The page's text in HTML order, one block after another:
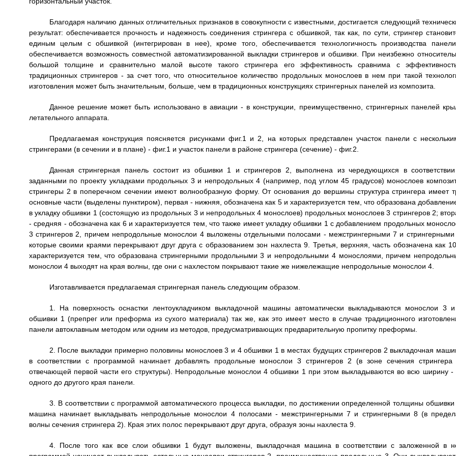
Благодаря наличию данных отличительных признаков в совокупности с известными, достигается следующий
результат: обеспечивается прочность и надежность соединения стрингера с обшивкой, так как, по сути, стрингер
единым целым с обшивкой (интегрирован в нее), кроме того, обеспечивается технологичность производства
обеспечивается возможность совместной автоматизированной выкладки стрингеров и обшивки. При неизбежно
большой толщине и сравнительно малой высоте такого стрингера его эффективность сравнима с
традиционных стрингеров - за счет того, что относительное количество продольных монослоев в нем при такой
изготовления может быть значительным, больше, чем в традиционных конструкциях стрингерных панелей из композита.
Данное решение может быть использовано в авиации - в конструкции, преимущественно, стрингерных панелей
летательного аппарата.
Предлагаемая конструкция поясняется рисунками фиг.1 и 2, на которых представлен участок панели с
стрингерами (в сечении и в плане) - фиг.1 и участок панели в районе стрингера (сечение) - фиг.2.
Данная стрингерная панель состоит из обшивки 1 и стрингеров 2, выполнена из чередующихся в
заданными по проекту укладками продольных 3 и непродольных 4 (например, под углом 45 градусов) монослоев
стрингеры 2 в поперечном сечении имеют волнообразную форму. От основания до вершины структура стрингера имеет
основные части (выделены пунктиром), первая - нижняя, обозначена как 5 и характеризуется тем, что образована
в укладку обшивки 1 (состоящую из продольных 3 и непродольных 4 монослоев) продольных монослоев 3 стрингеров 2;
- средняя - обозначена как 6 и характеризуется тем, что также имеет укладку обшивки 1 с добавлением продольных
3 стрингеров 2, причем непродольные монослои 4 выложены отдельными полосами - межстрингерными 7 и стрингерными
которые своими краями перекрывают друг друга с образованием зон нахлеста 9. Третья, верхняя, часть обозначена как
характеризуется тем, что образована стрингерными продольными 3 и непродольными 4 монослоями, причем
монослои 4 выходят на края волны, где они с нахлестом покрывают такие же нижележащие непродольные монослои 4.
Изготавливается предлагаемая стрингерная панель следующим образом.
1. На поверхность оснастки лентоукладчиком выкладочной машины автоматически выкладываются монослои 3
обшивки 1 (препрег или преформа из сухого материала) так же, как это имеет место в случае традиционного
панели автоклавным методом или одним из методов, предусматривающих предварительную пропитку преформы.
2. После выкладки примерно половины монослоев 3 и 4 обшивки 1 в местах будущих стрингеров 2 выкладочная
в соответствии с программой начинает добавлять продольные монослои 3 стрингеров 2 (в зоне сечения стрингера
отвечающей первой части его структуры). Непродольные монослои 4 обшивки 1 при этом выкладываются во всю ширину -
одного до другого края панели.
3. В соответствии с программой автоматического процесса выкладки, по достижении определенной толщины обшивки
машина начинает выкладывать непродольные монослои 4 полосами - межстрингерными 7 и стрингерными 8 (в
волны сечения стрингера 2). Края этих полос перекрывают друг друга, образуя зоны нахлеста 9.
4. После того как все слои обшивки 1 будут выложены, выкладочная машина в соответствии с заложенной в